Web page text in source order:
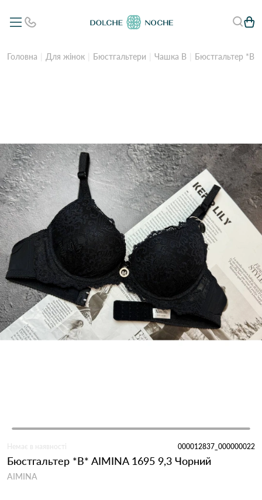
Головна Для жінок Бюстгальтери Чашка B Бюстгальтер
Немає в наявності 000012837_000000022
Бюстгальтер *B* AIMINA 1695 9,3 Чорний
AIMINA